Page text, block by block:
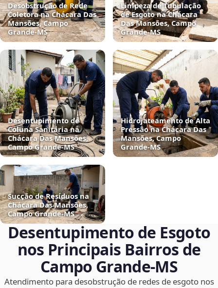
Desobstrução de Rede
Coletora na Chácara Das
Mansões, Campo
Grande‑MS
Limpeza de Tubulação
de Esgoto na Chácara
Das Mansões, Campo
Grande‑MS
Desentupimento de
Coluna Sanitária na
Chácara Das Mansões,
Campo Grande‑MS
Hidrojateamento de Alta
Pressão na Chácara Das
Mansões, Campo
Grande‑MS
Sucção de Resíduos na
Chácara Das Mansões,
Campo Grande‑MS
Desentupimento de Esgoto
nos Principais Bairros de
Campo Grande‑MS
Atendimento para desobstrução de redes de esgoto nos